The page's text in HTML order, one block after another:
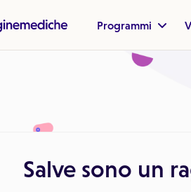
Programmi
Salve sono un